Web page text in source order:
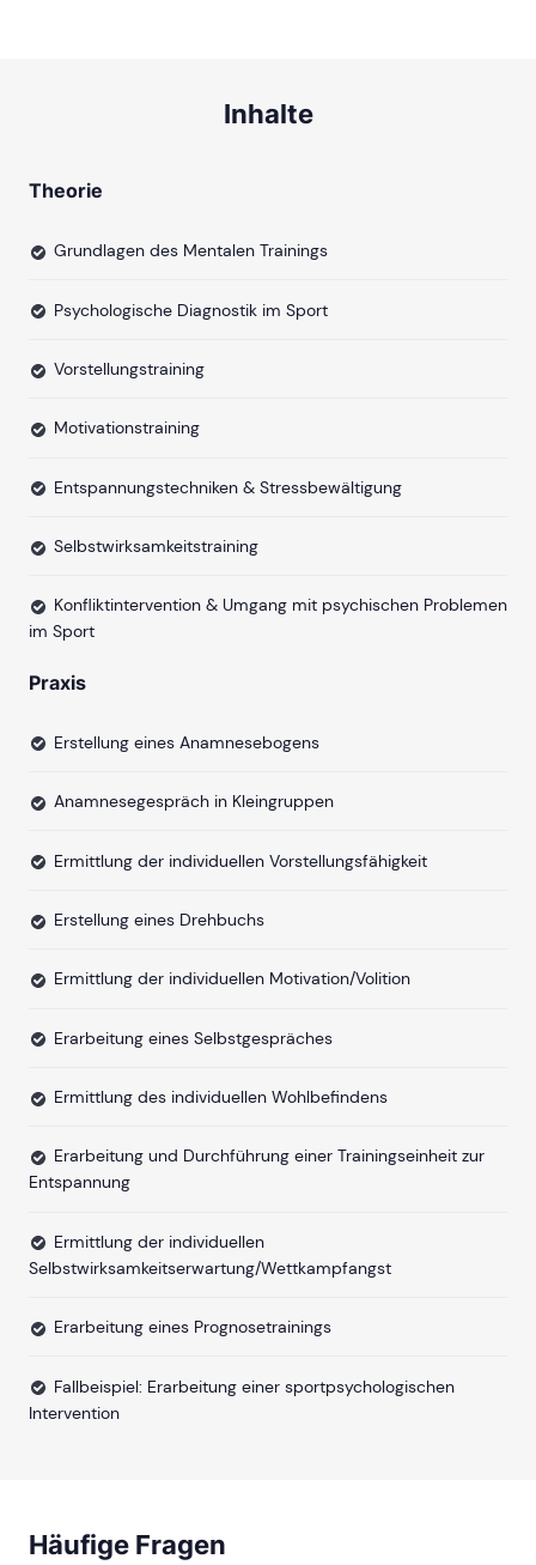
Inhalte
Theorie
Grundlagen des Mentalen Trainings
Psychologische Diagnostik im Sport
Vorstellungstraining
Motivationstraining
Entspannungstechniken & Stressbewältigung
Selbstwirksamkeitstraining
Konfliktintervention & Umgang mit psychischen Problemen
im Sport
Praxis
Erstellung eines Anamnesebogens
Anamnesegespräch in Kleingruppen
Ermittlung der individuellen Vorstellungsfähigkeit
Erstellung eines Drehbuchs
Ermittlung der individuellen Motivation/Volition
Erarbeitung eines Selbstgespräches
Ermittlung des individuellen Wohlbefindens
Erarbeitung und Durchführung einer Trainingseinheit zur
Entspannung
Ermittlung der individuellen
Selbstwirksamkeitserwartung/Wettkampfangst
Erarbeitung eines Prognosetrainings
Fallbeispiel: Erarbeitung einer sportpsychologischen
Intervention
Häufige Fragen